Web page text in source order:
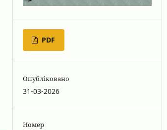
PDF
Опубліковано
31-03-2026
Номер